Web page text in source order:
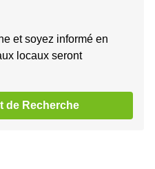
et soyez informé en
locaux seront
de Recherche